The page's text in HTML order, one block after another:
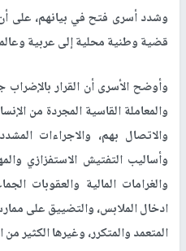
وشدد أسرى فتح في بيانهم، على
قضية وطنية محلية إلى عربية
وأوضح الأسرى أن القرار
والمعاملة القاسية المجردة من
والاتصال بهم، والاجراءات
وأساليب التفتيش الاستفزازي
والغرامات المالية والعقوبات
ادخال الملابس، والتضييق على
المتعمد والمتكرر، وغيرها الكثير